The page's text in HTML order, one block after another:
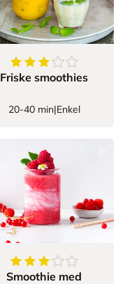
stjerner
3.5av5stjerner
Friske smoothies
20-40 min|Enkel
stjerner
3.933333333333333
Smoothie med